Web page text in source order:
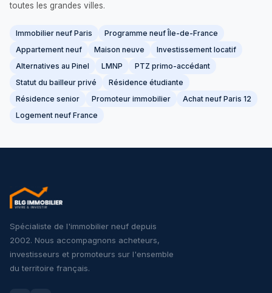
toutes les grandes villes.
Immobilier neuf Paris
Programme neuf Île-de-France
Appartement neuf
Maison neuve
Investissement locatif
Alternatives au Pinel
LMNP
PTZ primo-accédant
Statut du bailleur privé
Résidence étudiante
Résidence senior
Promoteur immobilier
Achat neuf Paris 12
Logement neuf France
Spécialiste de l'immobilier neuf depuis
2002. Nous accompagnons acheteurs,
investisseurs et promoteurs sur l'ensemble
du territoire français.